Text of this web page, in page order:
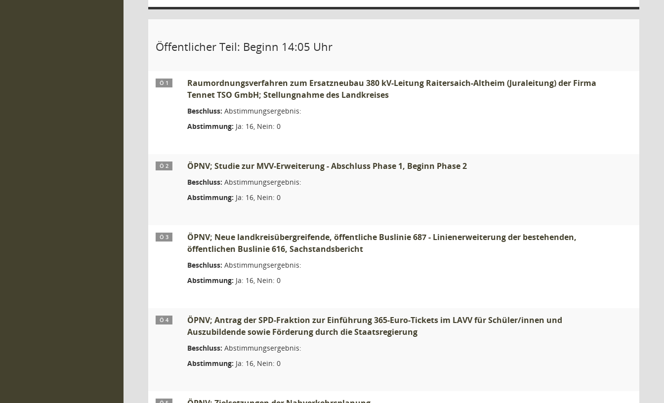
Öffentlicher Teil: Beginn 14:05 Uhr
Ö 1
Raumordnungsverfahren zum Ersatzneubau 380 kV-Leitung Raitersaich-Altheim (Juraleitung) der Firma
Tennet TSO GmbH; Stellungnahme des Landkreises
Beschluss: Abstimmungsergebnis:
Abstimmung: Ja: 16, Nein: 0
Ö 2 ÖPNV; Studie zur MVV-Erweiterung - Abschluss Phase 1, Beginn Phase 2
Beschluss: Abstimmungsergebnis:
Abstimmung: Ja: 16, Nein: 0
Ö 3
ÖPNV; Neue landkreisübergreifende, öffentliche Buslinie 687 - Linienerweiterung der bestehenden,
öffentlichen Buslinie 616, Sachstandsbericht
Beschluss: Abstimmungsergebnis:
Abstimmung: Ja: 16, Nein: 0
Ö 4
ÖPNV; Antrag der SPD-Fraktion zur Einführung 365-Euro-Tickets im LAVV für Schüler/innen und
Auszubildende sowie Förderung durch die Staatsregierung
Beschluss: Abstimmungsergebnis:
Abstimmung: Ja: 16, Nein: 0